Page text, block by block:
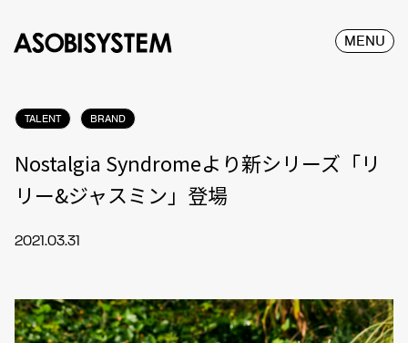
MENU
TALENT BRAND
Nostalgia Syndromeより新シリーズ「リ
リー&ジャスミン」登場
2021.03.31